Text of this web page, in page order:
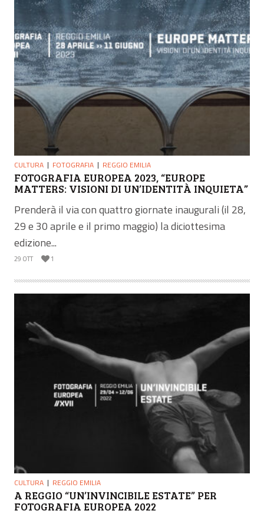
CULTURA FOTOGRAFIA REGGIO EMILIA
FOTOGRAFIA EUROPEA 2023, “EUROPE
MATTERS: VISIONI DI UN’IDENTITÀ INQUIETA”
Prenderà il via con quattro giornate inaugurali (il 28,
29 e 30 aprile e il primo maggio) la diciottesima
edizione...
29 OTT 1
CULTURA REGGIO EMILIA
A REGGIO “UN’INVINCIBILE ESTATE” PER
FOTOGRAFIA EUROPEA 2022